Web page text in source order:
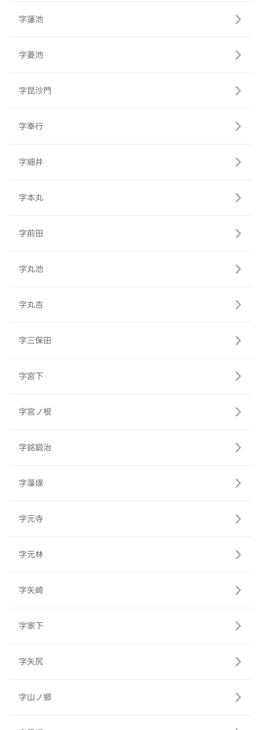
字蓮池
字菱池
字昆沙門
字奉行
字細井
字本丸
字前田
字丸池
字丸吉
字三保田
字宮下
字宮ノ根
字銘鍛治
字藻塚
字元寺
字元林
字矢崎
字家下
字矢尻
字山ノ郷